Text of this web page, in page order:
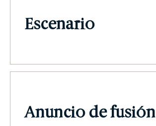
Escenario
Anuncio de fusión